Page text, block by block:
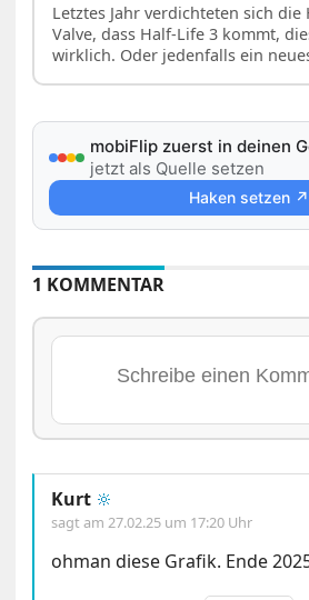
Letztes Jahr verdichteten sich die
Valve, dass Half-Life 3 kommt,
wirklich. Oder jedenfalls ein
mobiFlip zuerst in deinen
jetzt als Quelle setzen
Haken setzen ↗
1 KOMMENTAR
Kurt 🔆
sagt am 27.02.25 um 17:20 Uhr
ohman diese Grafik. Ende